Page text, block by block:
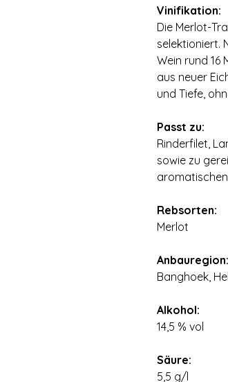
Vinifikation:
Die Merlot-
selektioniert.
Wein rund 16
aus neuer
und Tiefe,
Passt zu:
Rinderfilet,
sowie zu
Rebsorten:
Merlot
Anbauregion:
Banghoek,
Alkohol:
14,5 % vol
Säure:
5,5 g/l